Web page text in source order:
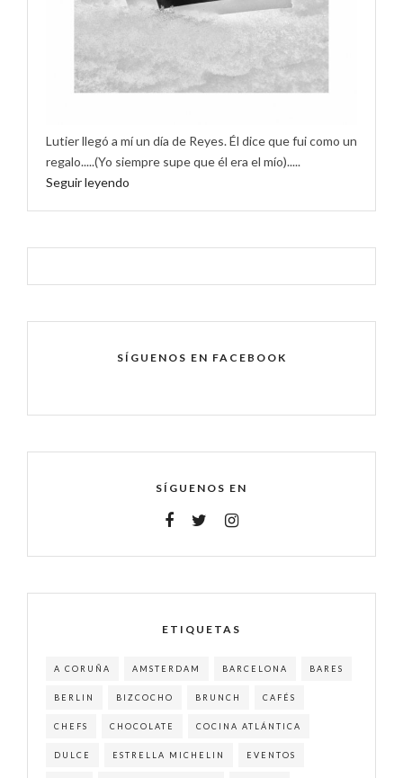
Lutier llegó a mí un día de Reyes. Él dice que fui como un
regalo.....(Yo siempre supe que él era el mío).....
Seguir leyendo
SÍGUENOS EN FACEBOOK
SÍGUENOS EN
ETIQUETAS
A CORUÑA AMSTERDAM BARCELONA BARES
BERLIN BIZCOCHO BRUNCH CAFÉS
CHEFS CHOCOLATE COCINA ATLÁNTICA
DULCE ESTRELLA MICHELIN EVENTOS